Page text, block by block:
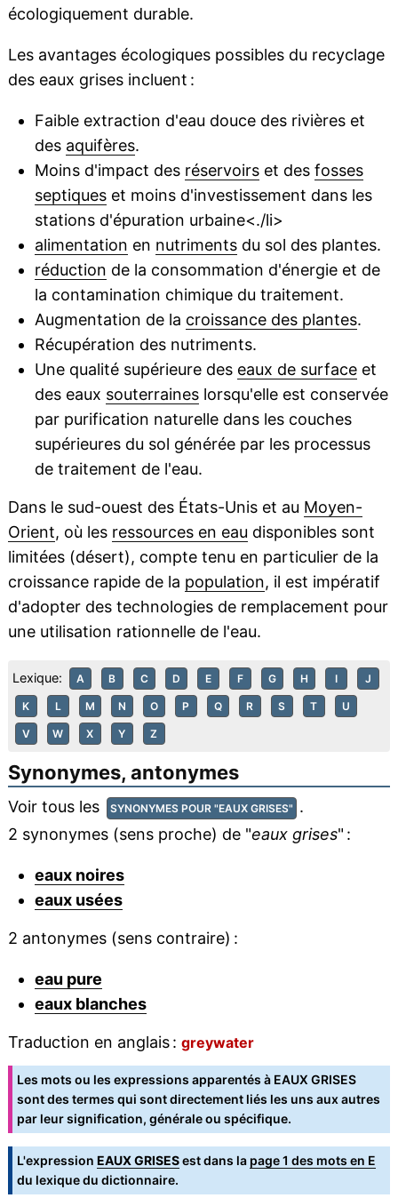
écologiquement durable.
Les avantages écologiques possibles du recyclage
des eaux grises incluent :
Faible extraction d'eau douce des rivières et
des aquifères.
Moins d'impact des réservoirset des fosses
septiqueset moins d'investissement dans les
stations d'épuration urbaine<./li>
alimentation en nutrimentsdu sol des plantes.
réduction de la consommation d'énergie et de
la contamination chimique du traitement.
Augmentation de la croissance des plantes.
Récupération des nutriments.
Une qualité supérieure des eaux de surfaceet
des eaux souterraineslorsqu'elle est conservée
par purification naturelle dans les couches
supérieures du sol générée par les processus
de traitement de l'eau.
Dans le sud-ouest des États-Unis et au Moyen-
Orient, où les ressources en eau disponibles sont
limitées (désert), compte tenu en particulier de la
croissance rapide de la population, il est impératif
d'adopter des technologies de remplacement pour
une utilisation rationnelle de l'eau.
Lexique: A B C D E F G H I J
K L M N O P Q R S T U
V W X Y Z
Synonymes, antonymes
Voir tous les SYNONYMES POUR "EAUX GRISES" .
2 synonymes (sens proche) de "eaux grises" :
eaux noires
eaux usées
2 antonymes (sens contraire) :
eau pure
eaux blanches
Traduction en anglais : greywater
Les mots ou les expressions apparentés à EAUX GRISES
sont des termes qui sont directement liés les uns aux autres
par leur signification, générale ou spécifique.
L'expression EAUX GRISESest dans la page 1 des mots en E
du lexique du dictionnaire.